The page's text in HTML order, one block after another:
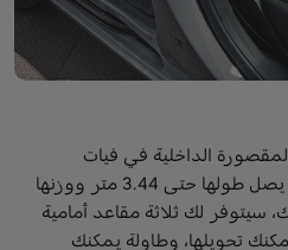
الداخلية في فيات
بروفيشنال دوبلو بنقل حمولة يصل طولها حتى 3.44 متر ووزنها
ذلك، سيتوفر لك ثلاثة مقاعد أمامية
تحويلها، وطاولة يمكنك